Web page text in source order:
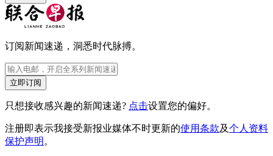
订阅新闻速递，洞悉时代脉搏。
立即订阅
只想接收感兴趣的新闻速递? 点击设置您的偏好。
注册即表示我接受新报业媒体不时更新的使用条款及个人资料
保护声明。